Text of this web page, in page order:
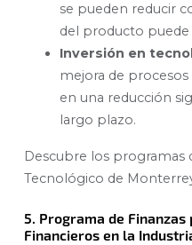
se pueden reducir
del producto puede
Inversión en
mejora de
en una reducción
largo plazo.
Descubre los programas
Tecnológico de
5. Programa de
Financieros en la